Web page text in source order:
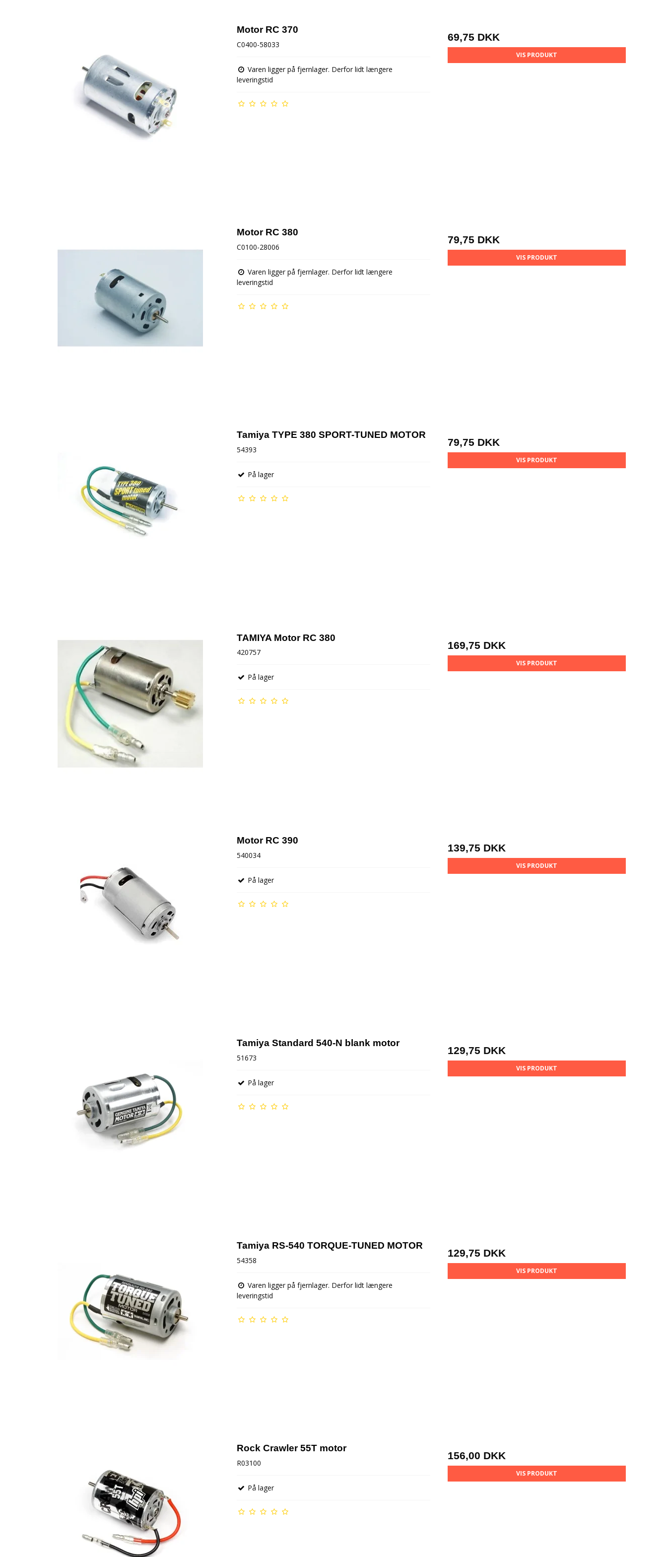
Motor RC 370
C0400-58033
Varen ligger på fjernlager. Derfor lidt længere
leveringstid
69,75 DKK
VIS PRODUKT
Motor RC 380
C0100-28006
Varen ligger på fjernlager. Derfor lidt længere
leveringstid
79,75 DKK
VIS PRODUKT
Tamiya TYPE 380 SPORT-TUNED MOTOR
54393
På lager
79,75 DKK
VIS PRODUKT
TAMIYA Motor RC 380
420757
På lager
169,75 DKK
VIS PRODUKT
Motor RC 390
540034
På lager
139,75 DKK
VIS PRODUKT
Tamiya Standard 540-N blank motor
51673
På lager
129,75 DKK
VIS PRODUKT
Tamiya RS-540 TORQUE-TUNED MOTOR
54358
Varen ligger på fjernlager. Derfor lidt længere
leveringstid
129,75 DKK
VIS PRODUKT
Rock Crawler 55T motor
R03100
På lager
156,00 DKK
VIS PRODUKT